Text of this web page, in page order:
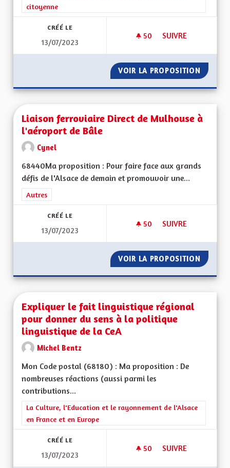
citoyenne
CRÉÉ LE
13/07/2023
50 50 ABONNÉS
SUIVRE
VOIR LA PROPOSITION
Liaison ferroviaire Direct de Mulhouse à
l'aéroport de Bâle
Cynel
68440Ma proposition : Pour faire face aux grands
défis de l'Alsace de demain et promouvoir une...
Filtrer les résultats de la catégorie : Autres
Autres
CRÉÉ LE
13/07/2023
50 50 ABONNÉS
SUIVRE
VOIR LA PROPOSITION
Expliquer le fait linguistique régional
pour donner du sens à la politique
linguistique de la CeA
Michel Bentz
Mon Code postal (68180) : Ma proposition : De
nombreuses réactions (aussi parmi les
contributions...
Filtrer les résultats de la catégorie : La Culture, l'Education et
La Culture, l'Education et le rayonnement de l'Alsace
en France et en Europe
CRÉÉ LE
13/07/2023
50 50 ABONNÉS
SUIVRE